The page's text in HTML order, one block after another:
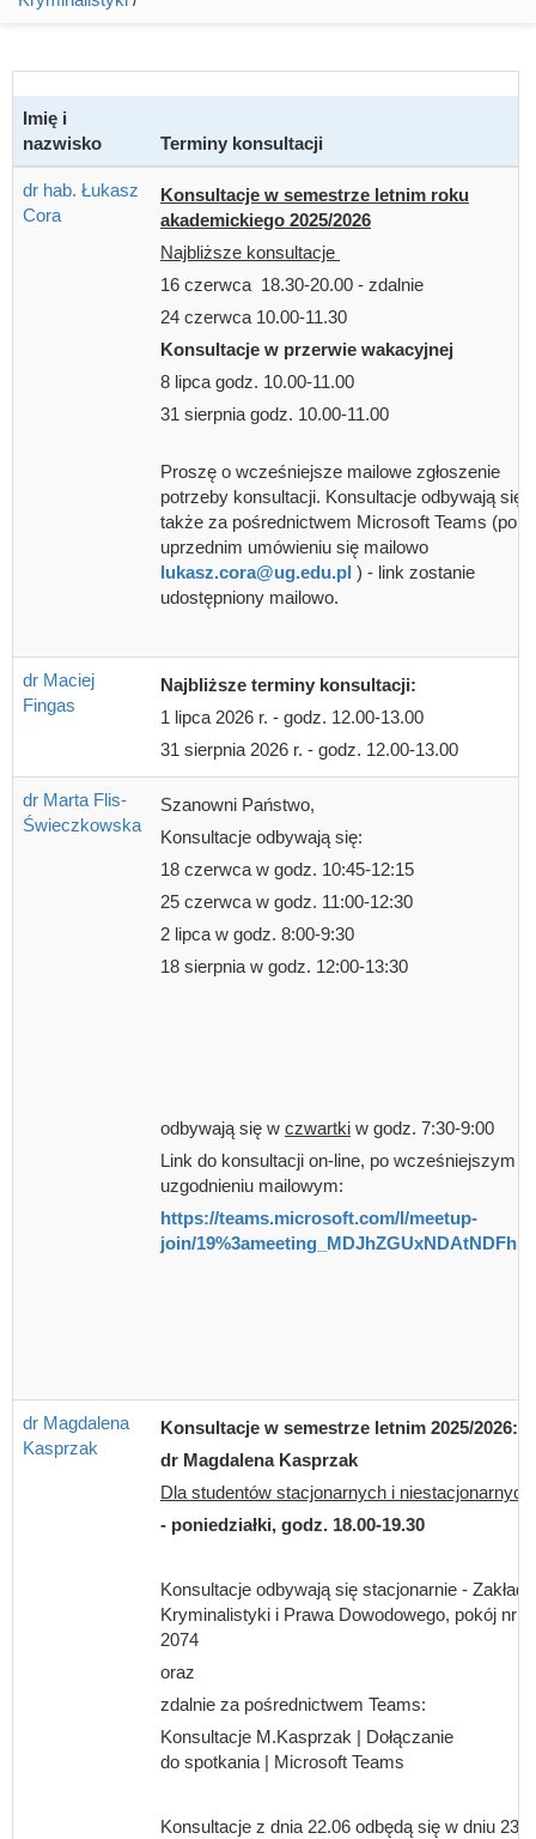
Imię i
nazwisko
Terminy konsultacji
dr hab. Łukasz
Cora
Konsultacje w semestrze letnim roku
akademickiego 2025/2026
Najbliższe konsultacje
16 czerwca 18.30-20.00 - zdalnie
24 czerwca 10.00-11.30
Konsultacje w przerwie wakacyjnej
8 lipca godz. 10.00-11.00
31 sierpnia godz. 10.00-11.00
Proszę o wcześniejsze mailowe zgłoszenie
potrzeby konsultacji. Konsultacje odbywają się
także za pośrednictwem Microsoft Teams (po
uprzednim umówieniu się mailowo
lukasz.cora@ug.edu.pl ) - link zostanie
udostępniony mailowo.
dr Maciej
Fingas
Najbliższe terminy konsultacji:
1 lipca 2026 r. - godz. 12.00-13.00
31 sierpnia 2026 r. - godz. 12.00-13.00
dr Marta Flis-
Świeczkowska
Szanowni Państwo,
Konsultacje odbywają się:
18 czerwca w godz. 10:45-12:15
25 czerwca w godz. 11:00-12:30
2 lipca w godz. 8:00-9:30
18 sierpnia w godz. 12:00-13:30
odbywają się w czwartki w godz. 7:30-9:00
Link do konsultacji on-line, po wcześniejszym
uzgodnieniu mailowym:
https://teams.microsoft.com/l/meetup-
join/
dr Magdalena
Kasprzak
Konsultacje w semestrze letnim 2025/2026:
dr Magdalena Kasprzak
Dla studentów stacjonarnych i niestacjonarnych:
- poniedziałki, godz. 18.00-19.30
Konsultacje odbywają się stacjonarnie - Zakład
Kryminalistyki i Prawa Dowodowego, pokój nr
2074
oraz
zdalnie za pośrednictwem Teams:
Konsultacje M.Kasprzak | Dołączanie
do spotkania | Microsoft Teams
Konsultacje z dnia 22.06 odbędą się w dniu